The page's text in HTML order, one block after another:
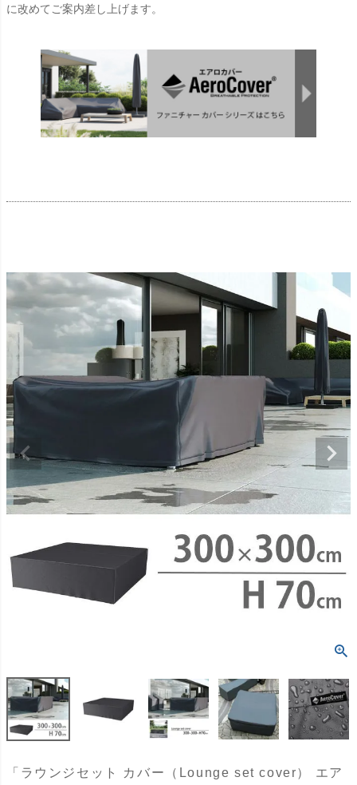
に改めてご案内差し上げます。
「ラウンジセット カバー（Lounge set cover） エア